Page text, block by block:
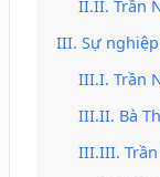
Trần
Sự
Trần
Bà
Trần